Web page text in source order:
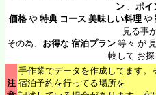
ン 、 ポイ
価格や 特典 コース 美味しい料理や
見る事
その為、 お得な 宿泊プラン 等々 が
較して お探
注
手作業でデータを作成してます
宿泊予約を行ってる場所を